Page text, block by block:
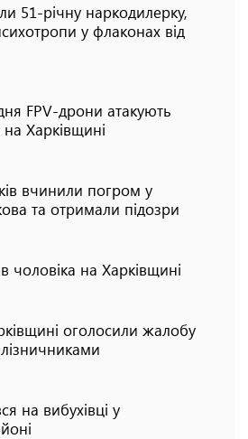
51-річну наркодилерку,
у флаконах від
FPV-дрони атакують
на Харківщині
вчинили погром у
та отримали підозри
чоловіка на Харківщині
оголосили жалобу
на вибухівці у